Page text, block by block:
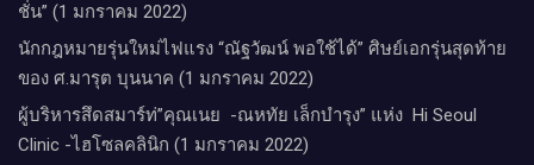
ชั่น” (1 มกราคม 2022)
นักกฎหมายรุ่นใหม่ไฟแรง “ณัฐวัฒน์ พอใช้ได้” ศิษย์เอกรุ่นสุดท้าย
ของ ศ.มารุต บุนนาค (1 มกราคม 2022)
ผู้บริหารสึดสมาร์ท่”คุณเนย -ณหทัย เล็กบำรุง” แห่ง Hi Seoul
Clinic -ไฮโซลคลินิก (1 มกราคม 2022)